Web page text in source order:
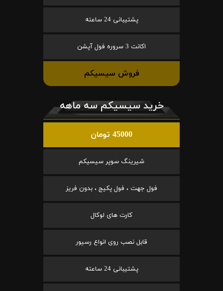
پشتیبانی 24 ساعته
اکانت 3 سروره فول آپشن
فروش سیسیکم
خرید سیسیکم سه ماهه
45000 تومان
شیرینگ سوپر سیسیکم
فول جهت ، فول پکیج ، بدون فریز
کارت های لوکال
قابل نصب روی انواع رسیور
پشتیبانی 24 ساعته